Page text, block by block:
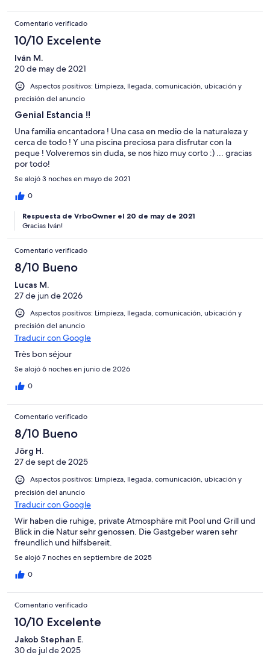
all around to keep the sun out. Additionally the WiFi was slow
and there was no TV - totally welcome and not a problem in our
case but it might impact some people.
Comentario verificado
10/10 Excelente
Iván M.
20 de may de 2021
Aspectos positivos: Limpieza, llegada, comunicación, ubicación y
precisión del anuncio
Genial Estancia !!
Una familia encantadora ! Una casa en medio de la naturaleza y
cerca de todo ! Y una piscina preciosa para disfrutar con la
peque ! Volveremos sin duda, se nos hizo muy corto :) ... gracias
por todo!
Se alojó 3 noches en mayo de 2021
0
Respuesta de VrboOwner el 20 de may de 2021
Gracias Iván!
Comentario verificado
8/10 Bueno
Lucas M.
27 de jun de 2026
Aspectos positivos: Limpieza, llegada, comunicación, ubicación y
precisión del anuncio
Traducir con Google
Très bon séjour
Se alojó 6 noches en junio de 2026
0
Comentario verificado
8/10 Bueno
Jörg H.
27 de sept de 2025
Aspectos positivos: Limpieza, llegada, comunicación, ubicación y
precisión del anuncio
Traducir con Google
Wir haben die ruhige, private Atmosphäre mit Pool und Grill und
Blick in die Natur sehr genossen. Die Gastgeber waren sehr
freundlich und hilfsbereit.
Se alojó 7 noches en septiembre de 2025
0
Comentario verificado
10/10 Excelente
Jakob Stephan E.
30 de jul de 2025